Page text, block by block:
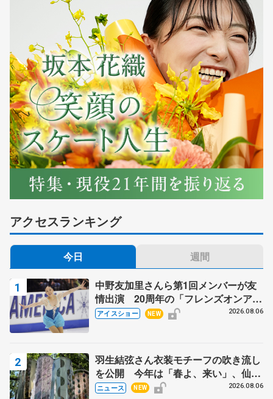
アクセスランキング
今日 週間
中野友加里さんら第1回メンバーが友
情出演 20周年の「フレンズオンアイ
ス」 宮本賢二さん、有川梨絵さん、
アイスショー NEW 2026.08.06
羽生結弦さん衣装モチーフの吹き流し
を公開 今年は「春よ、来い」、仙台
の瑞鳳殿
ニュース NEW 2026.08.06